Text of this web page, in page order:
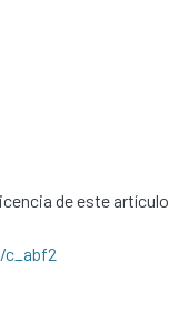
de este artículo